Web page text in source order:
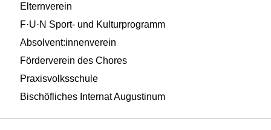
Elternverein
F·U·N Sport- und Kulturprogramm
Absolvent:innenverein
Förderverein des Chores
Praxisvolksschule
Bischöfliches Internat Augustinum